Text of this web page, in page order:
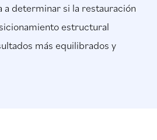
a determinar si la restauración
estructural
más equilibrados y